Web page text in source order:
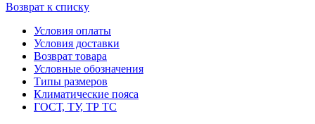
Возврат к списку
Условия оплаты
Условия доставки
Возврат товара
Условные обозначения
Типы размеров
Климатические пояса
ГОСТ, ТУ, ТР ТС